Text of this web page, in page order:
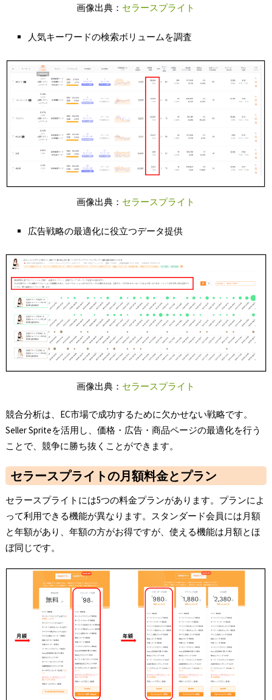
画像出典： セラースプライト
人気キーワードの検索ボリュームを調査
画像出典： セラースプライト
広告戦略の最適化に役立つデータ提供
画像出典： セラースプライト
競合分析は、EC市場で成功するために欠かせない戦略です。
Seller Spriteを活用し、価格・広告・商品ページの最適化を行う
ことで、競争に勝ち抜くことができます。
セラースプライトの月額料金とプラン
セラースプライトには5つの料金プランがあります。プランによ
って利用できる機能が異なります。スタンダード会員には月額
と年額があり、年額の方がお得ですが、使える機能は月額とほ
ぼ同じです。